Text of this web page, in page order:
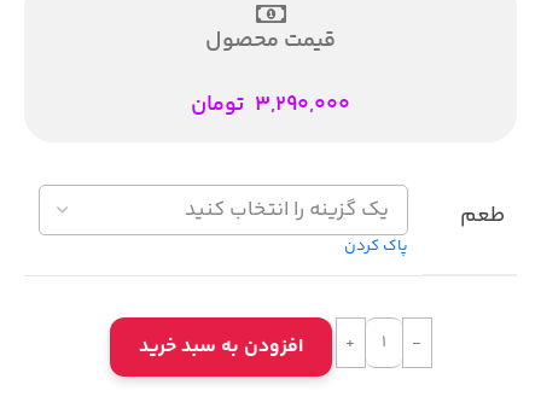
قیمت محصول
3,290,000 تومان
طعم
پاک کردن
افزودن به سبد خرید